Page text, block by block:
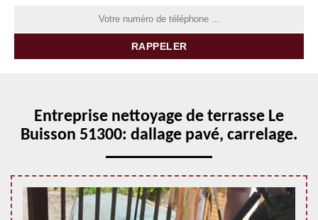
Entreprise nettoyage de terrasse Le
Buisson 51300: dallage pavé, carrelage.